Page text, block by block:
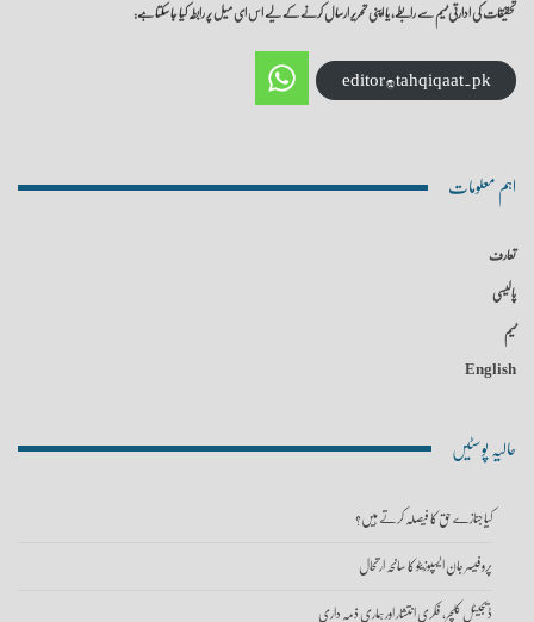
تحقیقات کی ادارتی ٹیم سے رابطے، یا اپنی تحریر ارسال کرنے کے لیے اس ای میل پر رابطہ کیا جا سکتا ہے:
editor@tahqiqaat.pk
اہم معلومات
تعارف
پالیسی
ٹیم
English
حالیہ پوسٹیں
کیا جنازے حق کا فیصلہ کرتے ہیں؟
پروفیسر جان ایسپوزیٹو کا سانحہ ارتحال
ڈیجیٹل کلچر، فکری انتشار اور ہماری ذمہ داری